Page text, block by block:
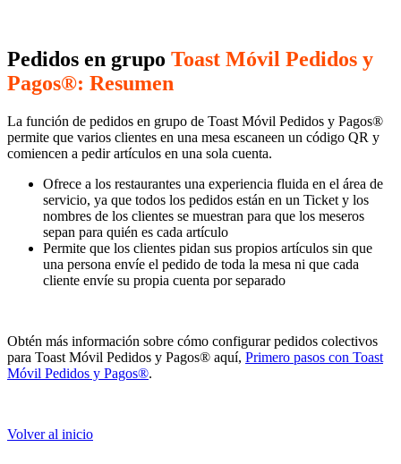
Pedidos en grupo Toast Móvil Pedidos y
Pagos®: Resumen
La función de pedidos en grupo de Toast Móvil Pedidos y Pagos®
permite que varios clientes en una mesa escaneen un código QR y
comiencen a pedir artículos en una sola cuenta.
Ofrece a los restaurantes una experiencia fluida en el área de
servicio, ya que todos los pedidos están en un Ticket y los
nombres de los clientes se muestran para que los meseros
sepan para quién es cada artículo
Permite que los clientes pidan sus propios artículos sin que
una persona envíe el pedido de toda la mesa ni que cada
cliente envíe su propia cuenta por separado
Obtén más información sobre cómo configurar pedidos colectivos
para Toast Móvil Pedidos y Pagos® aquí, Primero pasos con Toast
Móvil Pedidos y Pagos®.
Volver al inicio